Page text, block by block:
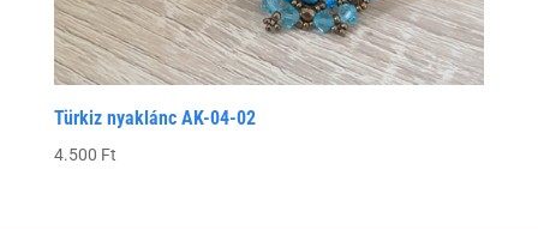
Türkiz nyaklánc AK-04-02
4.500 Ft